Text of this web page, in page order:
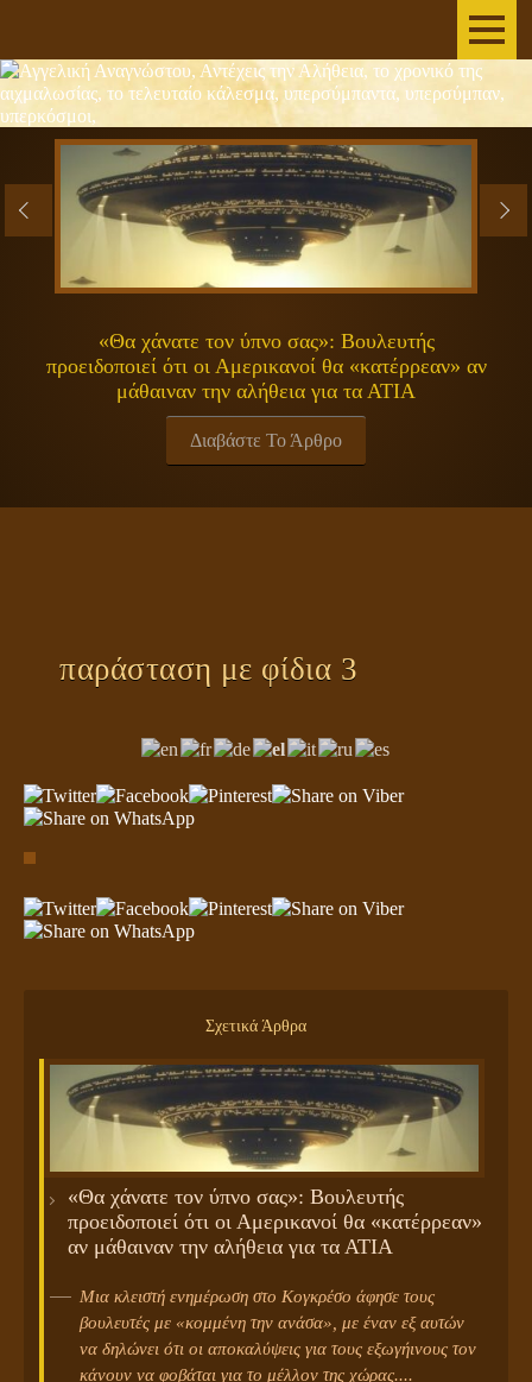
«Θα χάνατε τον ύπνο σας»: Βουλευτής
προειδοποιεί ότι οι Αμερικανοί θα «κατέρρεαν» αν
μάθαιναν την αλήθεια για τα ΑΤΙΑ
Διαβάστε Το Άρθρο
AΡΧΙΚΗ
ΣΥΓΓΡΑΦΕΑΣ
ΤΟ ΒΙΒΛΙΟ
ΑΝΕΞΗΓΗΤΑ
ΕΠΙΣΤΗΜΗ&ΔΙΑΣΤΗΜΑ
ΠΝΕΥΜΑΤΙΚΟΤΗΤΑ
ΕΚΠΟΜΠΕΣ
ΓΕΝΙΚΑ
ΕΥΑΓΓΕΛΙΑ
παράσταση με φίδια 3
Σχετικά Άρθρα
«Θα χάνατε τον ύπνο σας»: Βουλευτής
προειδοποιεί ότι οι Αμερικανοί θα «κατέρρεαν»
αν μάθαιναν την αλήθεια για τα ΑΤΙΑ
Μια κλειστή ενημέρωση στο Κογκρέσο άφησε τους
βουλευτές με «κομμένη την ανάσα», με έναν εξ αυτών
να δηλώνει ότι οι αποκαλύψεις για τους εξωγήινους τον
κάνουν να φοβάται για το μέλλον της χώρας....